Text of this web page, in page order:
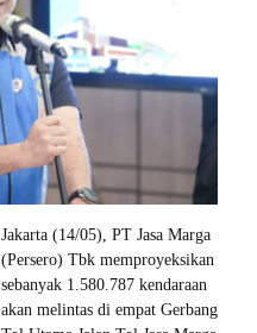
Jakarta (14/05), PT Jasa Marga
(Persero) Tbk memproyeksikan
sebanyak 1.580.787 kendaraan
akan melintas di empat Gerbang